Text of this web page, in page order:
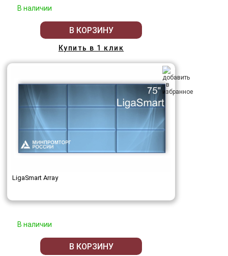
В наличии
В КОРЗИНУ
Купить в 1 клик
LigaSmart Array
В наличии
В КОРЗИНУ